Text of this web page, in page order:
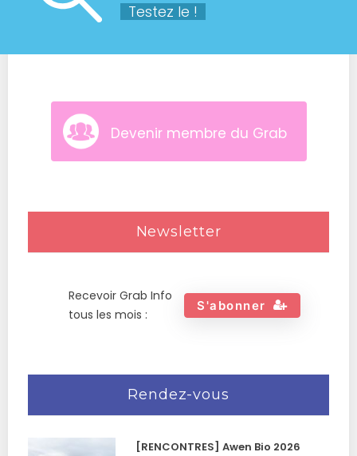
Testez le !
Devenir membre du Grab
Newsletter
Recevoir Grab Info
tous les mois :
S'abonner
Rendez-vous
[RENCONTRES] Awen Bio 2026